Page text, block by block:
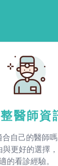
醫師資
自己的醫師
與更好的選擇
的看診經驗。